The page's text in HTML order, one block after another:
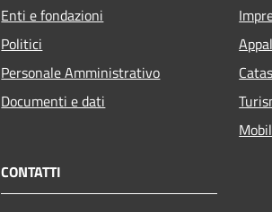
Enti e fondazioni
Politici
Personale Amministrativo
Documenti e dati
CONTATTI